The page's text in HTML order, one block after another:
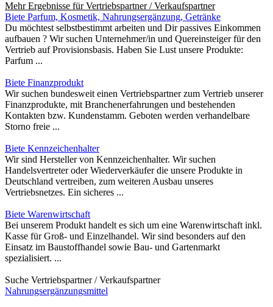
Mehr Ergebnisse fürVertriebspartner / Verkaufspartner
Biete Parfum, Kosmetik, Nahrungsergänzung, Getränke
Du möchtest selbstbestimmt arbeiten und Dir passives Einkommen
aufbauen ? Wir suchen Unternehmer/in und Quereinsteiger für den
Vertrieb auf Provisionsbasis. Haben Sie Lust unsere Produkte:
Parfum ...
Biete Finanzprodukt
Wir suchen bundesweit einen Vertriebspartner zum Vertrieb unserer
Finanzprodukte, mit Branchenerfahrungen und bestehenden
Kontakten bzw. Kundenstamm. Geboten werden verhandelbare
Storno freie ...
Biete Kennzeichenhalter
Wir sind Hersteller von Kennzeichenhalter. Wir suchen
Handelsvertreter oder Wiederverkäufer die unsere Produkte in
Deutschland vertreiben, zum weiteren Ausbau unseres
Vertriebsnetzes. Ein sicheres ...
Biete Warenwirtschaft
Bei unserem Produkt handelt es sich um eine Warenwirtschaft inkl.
Kasse für Groß- und Einzelhandel. Wir sind besonders auf den
Einsatz im Baustoffhandel sowie Bau- und Gartenmarkt
spezialisiert. ...
Suche Vertriebspartner / Verkaufspartner
Nahrungsergänzungsmittel